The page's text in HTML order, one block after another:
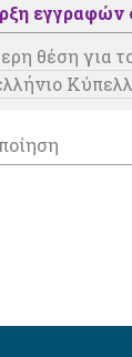
εγγραφών
θέση για